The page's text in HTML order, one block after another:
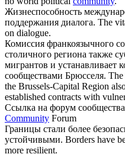
Жизнеспособность
поддержания диалога. The
on dialogue.
Комиссия франкоязычного
столичного региона также
мигрантов и устанавливает
сообществами Брюсселя.
the Brussels-Capital Region
established contracts with
Ссылка на форум сообщества
Community Forum
Границы стали более
устойчивыми. Borders have
more resilient.